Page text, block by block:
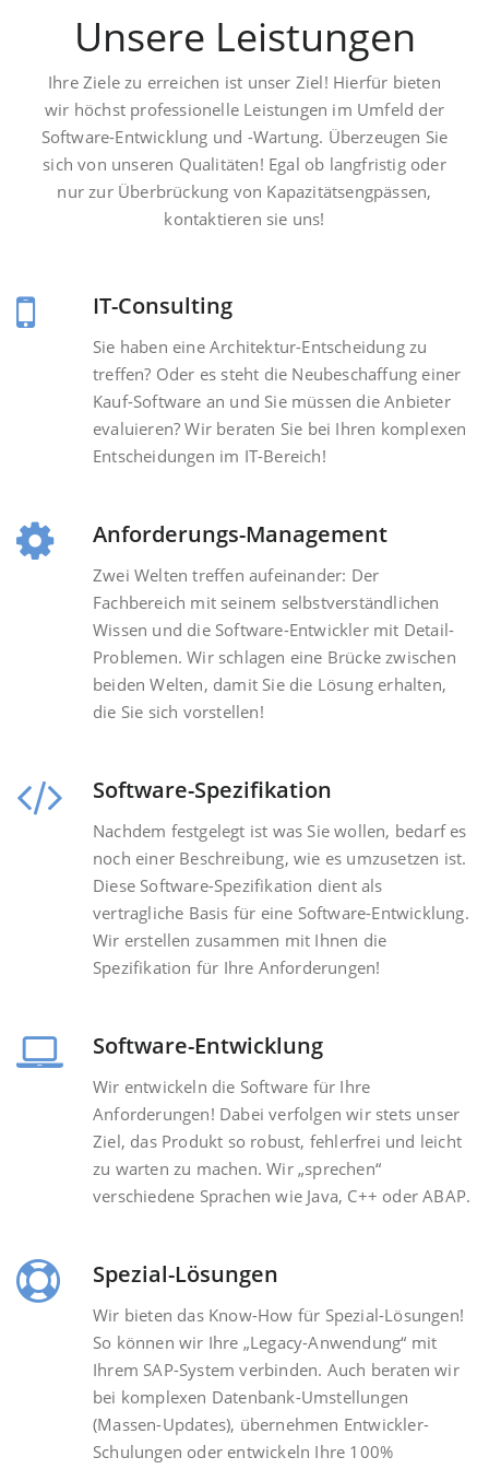
Unsere Leistungen
Ihre Ziele zu erreichen ist unser Ziel! Hierfür bieten
wir höchst professionelle Leistungen im Umfeld der
Software-Entwicklung und -Wartung. Überzeugen Sie
sich von unseren Qualitäten! Egal ob langfristig oder
nur zur Überbrückung von Kapazitätsengpässen,
kontaktieren sie uns!
IT-Consulting
Sie haben eine Architektur-Entscheidung zu
treffen? Oder es steht die Neubeschaffung einer
Kauf-Software an und Sie müssen die Anbieter
evaluieren? Wir beraten Sie bei Ihren komplexen
Entscheidungen im IT-Bereich!
Anforderungs-Management
Zwei Welten treffen aufeinander: Der
Fachbereich mit seinem selbstverständlichen
Wissen und die Software-Entwickler mit Detail-
Problemen. Wir schlagen eine Brücke zwischen
beiden Welten, damit Sie die Lösung erhalten,
die Sie sich vorstellen!
Software-Spezifikation
Nachdem festgelegt ist was Sie wollen, bedarf es
noch einer Beschreibung, wie es umzusetzen ist.
Diese Software-Spezifikation dient als
vertragliche Basis für eine Software-Entwicklung.
Wir erstellen zusammen mit Ihnen die
Spezifikation für Ihre Anforderungen!
Software-Entwicklung
Wir entwickeln die Software für Ihre
Anforderungen! Dabei verfolgen wir stets unser
Ziel, das Produkt so robust, fehlerfrei und leicht
zu warten zu machen. Wir „sprechen“
verschiedene Sprachen wie Java, C++ oder ABAP.
Spezial-Lösungen
Wir bieten das Know-How für Spezial-Lösungen!
So können wir Ihre „Legacy-Anwendung“ mit
Ihrem SAP-System verbinden. Auch beraten wir
bei komplexen Datenbank-Umstellungen
(Massen-Updates), übernehmen Entwickler-
Schulungen oder entwickeln Ihre 100%